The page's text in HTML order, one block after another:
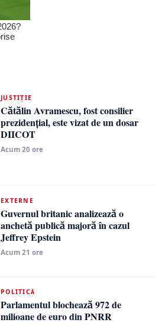
JUSTIŢIE
Cătălin Avramescu, fost consilier
prezidențial, este vizat de un dosar
DIICOT
Acum 20 ore
EXTERNE
Guvernul britanic analizează o
anchetă publică majoră în cazul
Jeffrey Epstein
Acum 21 ore
POLITICĂ
Parlamentul blochează 972 de
milioane de euro din PNRR